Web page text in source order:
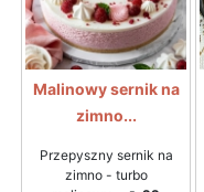
Malinowy sernik na
zimno...
Przepyszny sernik na
zimno - turbo